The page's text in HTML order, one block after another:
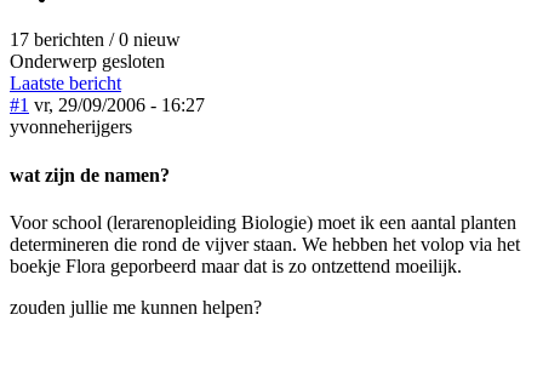
17 berichten / 0 nieuw
Onderwerp gesloten
Laatste bericht
#1 vr, 29/09/2006 - 16:27
yvonneherijgers
wat zijn de namen?
Voor school (lerarenopleiding Biologie) moet ik een aantal planten
determineren die rond de vijver staan. We hebben het volop via het
boekje Flora geporbeerd maar dat is zo ontzettend moeilijk.
zouden jullie me kunnen helpen?